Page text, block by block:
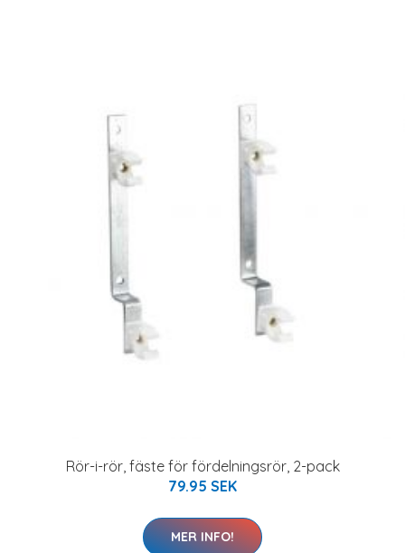
Rör-i-rör, fäste för fördelningsrör, 2-pack
79.95 SEK
MER INFO!